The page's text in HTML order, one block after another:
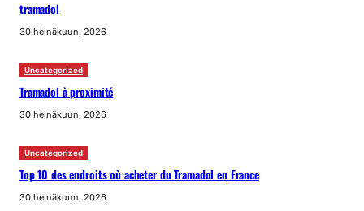
tramadol
30 heinäkuun, 2026
Uncategorized
Tramadol à proximité
30 heinäkuun, 2026
Uncategorized
Top 10 des endroits où acheter du Tramadol en France
30 heinäkuun, 2026